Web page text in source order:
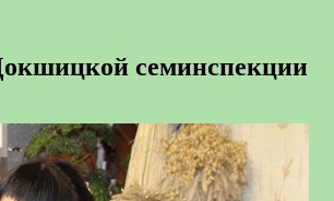
семинспекции